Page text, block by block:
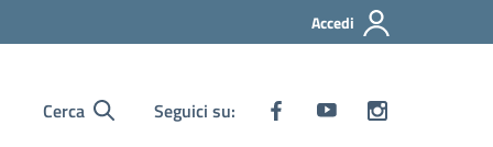
Accedi
Cerca Seguici su: